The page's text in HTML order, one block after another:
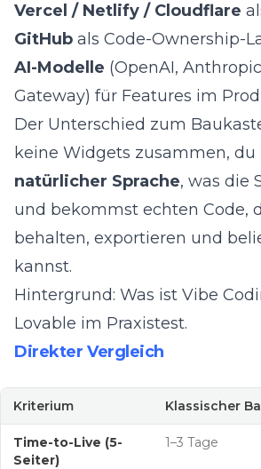
Vercel / Netlify / Cloudflare
GitHub als Code-Ownership-
AI-Modelle (OpenAI,
Gateway) für Features im
Der Unterschied zum
keine Widgets zusammen, du
natürlicher Sprache, was die
und bekommst echten Code,
behalten, exportieren und
kannst.
Hintergrund: Was ist Vibe
Lovable im Praxistest.
Direkter Vergleich
Kriterium Klassischer
Time-to-Live (5-
Seiter)
1–3 Tage